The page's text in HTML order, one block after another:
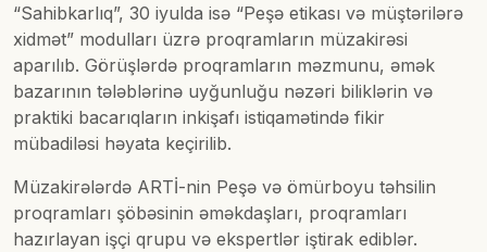
“Sahibkarlıq”, 30 iyulda isə “Peşə etikası və müştərilərə
xidmət” modulları üzrə proqramların müzakirəsi
aparılıb. Görüşlərdə proqramların məzmunu, əmək
bazarının tələblərinə uyğunluğu nəzəri biliklərin və
praktiki bacarıqların inkişafı istiqamətində fikir
mübadiləsi həyata keçirilib.
Müzakirələrdə ARTİ-nin Peşə və ömürboyu təhsilin
proqramları şöbəsinin əməkdaşları, proqramları
hazırlayan işçi qrupu və ekspertlər iştirak ediblər.